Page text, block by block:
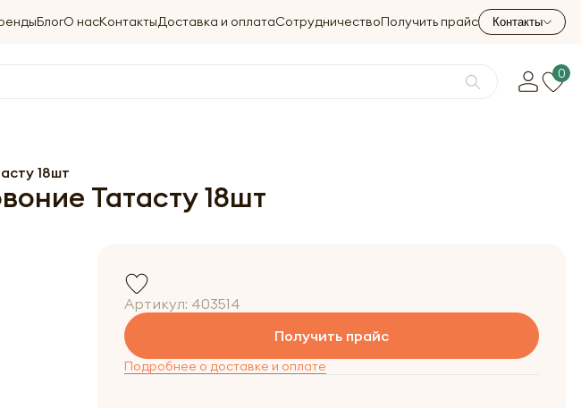
БлогО насКонтактыДоставка и оплатаСотрудничествоПолучить прайс Контакты
0
18шт
Татасту 18шт
Артикул: 403514
Получить прайс
Подробнее о доставке и оплате